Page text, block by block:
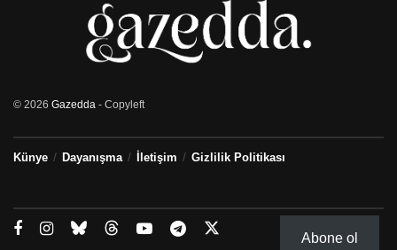
© 2026 Gazedda - Copyleft
Künye Dayanışma İletişim Gizlilik Politikası
Abone ol